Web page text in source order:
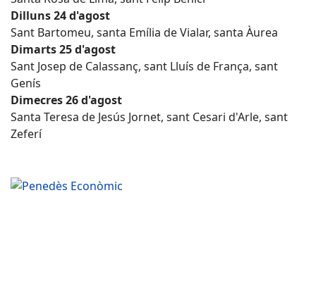
Dilluns 24 d'agost
Sant Bartomeu, santa Emília de Vialar, santa Àurea
Dimarts 25 d'agost
Sant Josep de Calassanç, sant Lluís de França, sant
Genís
Dimecres 26 d'agost
Santa Teresa de Jesús Jornet, sant Cesari d'Arle, sant
Zeferí